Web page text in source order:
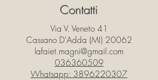
Contatti
Via V. Veneto 41
Cassano D'Adda (MI) 20062
lafaiet.magni@gmail.com
036360509
Whatsapp: 3896220307